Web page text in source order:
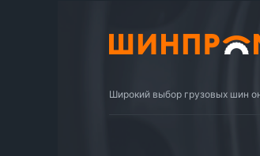
Широкий выбор грузовых шин